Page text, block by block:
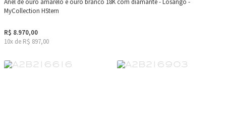
Anel de ouro amarelo e ouro branco 18K com diamante - Losango -
MyCollection HStern
R$ 8.970,00
10x de R$ 897,00